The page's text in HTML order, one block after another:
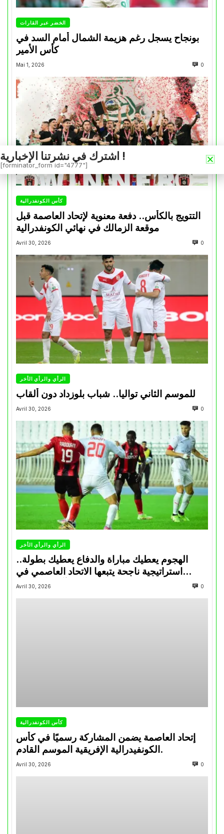
الخضر عبر القارات
بونجاح يسجل رغم هزيمة الشمال أمام السد في
كأس الأمير
Mai 1, 2026 0
كأس الكونفدرالية
التتويج بالكأس.. دفعة معنوية لإتحاد العاصمة قبل
موقعة الزمالك في نهائي الكونفدرالية
Avril 30, 2026 0
الرأي والرأي الأخر
للموسم الثاني تواليا.. شباب بلوزداد دون ألقاب
Avril 30, 2026 0
الرأي والرأي الأخر
الهجوم يعطيك مباراة والدفاع يعطيك بطولة..
استراتيجية ناجحة يتبعها الاتحاد العاصمي في
تتويجاته آخر السنوات
Avril 30, 2026 0
كأس الكونفدرالية
إتحاد العاصمة يضمن المشاركة رسميًا في كأس
الكونفيدرالية الإفريقية الموسم القادم.
Avril 30, 2026 0
اشترك في نشرتنا الإخبارية !
[forminator_form id="4777"]